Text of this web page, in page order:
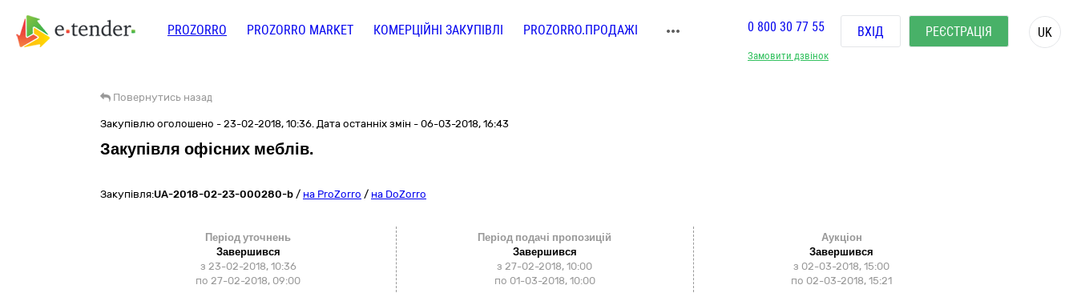
PROZORRO PROZORRO MARKET КОМЕРЦІЙНІ ЗАКУПІВЛІ PROZORRO.ПРОДАЖІ
Замовити дзвінок
0 800 30 77 55 ВХІД РЕЄСТРАЦІЯ UK
Повернутись назад
Закупівлю оголошено - 23-02-2018, 10:36. Дата останніх змін - 06-03-2018, 16:43
Закупівля офісних меблів.
Закупівля:UA-2018-02-23-000280-b / на ProZorro / на DoZorro
Період уточнень
Завершився
з 23-02-2018, 10:36
по 27-02-2018, 09:00
Період подачі пропозицій
Завершився
з 27-02-2018, 10:00
по 01-03-2018, 10:00
Аукціон
Завершився
з 02-03-2018, 15:00
по 02-03-2018, 15:21